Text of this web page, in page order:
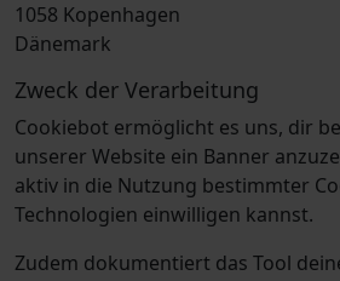
1058 Kopenhagen
Dänemark
Zweck der Verarbeitung
Cookiebot ermöglicht es uns, dir
unserer Website ein Banner
aktiv in die Nutzung bestimmter
Technologien einwilligen kannst.
Zudem dokumentiert das Tool